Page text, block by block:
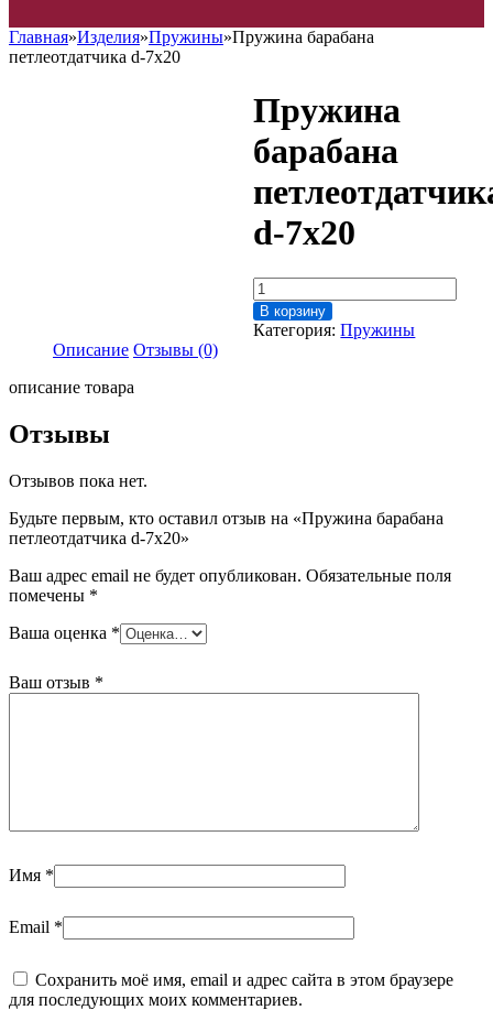
Главная»Изделия»Пружины»Пружина барабана
петлеотдатчика d-7х20
Пружина
барабана
d-7х20
Количество
товара
Пружина
барабана
В корзину
Категория:Пружины
Описание Отзывы (0)
описание товара
Отзывы
Отзывов пока нет.
Будьте первым, кто оставил отзыв на «Пружина барабана
петлеотдатчика d-7х20»
Ваш адрес email не будет опубликован. Обязательные поля
помечены *
Ваша оценка *
Ваш отзыв *
Имя *
Email *
Сохранить моё имя, email и адрес сайта в этом браузере
для последующих моих комментариев.